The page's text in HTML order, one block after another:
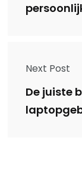
Next Post
De juiste